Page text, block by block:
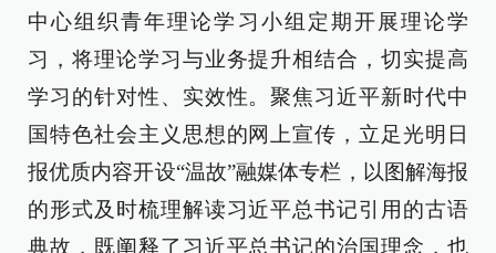
中心组织青年理论学习小组定期开展理论学
习，将理论学习与业务提升相结合，切实提高
学习的针对性、实效性。聚焦习近平新时代中
国特色社会主义思想的网上宣传，立足光明日
报优质内容开设“温故”融媒体专栏，以图解海报
的形式及时梳理解读习近平总书记引用的古语
典故，既阐释了习近平总书记的治国理念，也